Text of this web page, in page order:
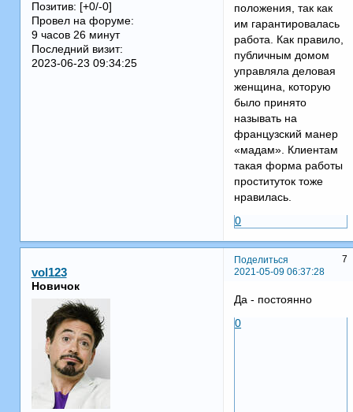
Позитив: [+0/-0]
Провел на форуме:
9 часов 26 минут
Последний визит:
2023-06-23 09:34:25
положения, так как
им гарантировалась
работа. Как правило,
публичным домом
управляла деловая
женщина, которую
было принято
называть на
французский манер
«мадам». Клиентам
такая форма работы
проституток тоже
нравилась.
0
Поделиться
7
2021-05-09 06:37:28
vol123
Новичок
Да - постоянно
0